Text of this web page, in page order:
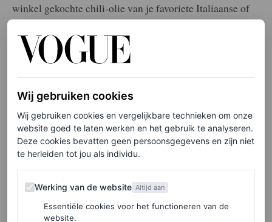
winkel gekochte chili-olie van je favoriete Italiaanse of
natuurlijk ook je eigen chili-olie maken.
Ingrediënten:
een paar stukjes lente-uitjes
olijfolie, zout & zwarte peper
20 gram geroosterde & fijngemaakte hazelnoten\
chili-olie (uit de winkel of zelfgemaakt)
1/2 teentje knoflook, fijngemaakt
Wij gebruiken cookies
Wij gebruiken cookies en vergelijkbare technieken om onze
website goed te laten werken en het gebruik te analyseren.
Deze cookies bevatten geen persoonsgegevens en zijn niet
te herleiden tot jou als individu.
Werking van de website
Werking van de website Altijd aan
Essentiële cookies voor het functioneren van de
website.